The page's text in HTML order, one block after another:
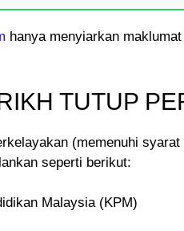
hanya menyiarkan
TUTUP
(memenuhi
seperti berikut:
Malaysia (KPM)